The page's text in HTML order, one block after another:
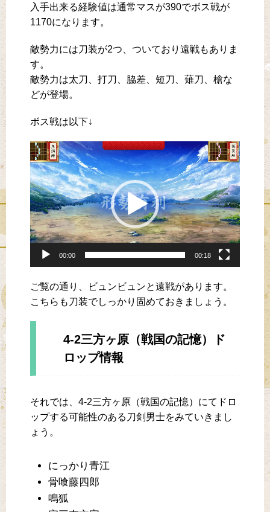
入手出来る経験値は通常マスが390でボス戦が
1170になります。
敵勢力には刀装が2つ、ついており遠戦もありま
す。
敵勢力は太刀、打刀、脇差、短刀、薙刀、槍な
どが登場。
ボス戦は以下↓
動
画
プ
レ
ー
ヤ
ー
00:00 00:18
ご覧の通り、ビュンビュンと遠戦があります。
こちらも刀装でしっかり固めておきましょう。
4-2三方ヶ原（戦国の記憶）ド
ロップ情報
それでは、4-2三方ヶ原（戦国の記憶）にてドロ
ップする可能性のある刀剣男士をみていきまし
ょう。
にっかり青江
骨喰藤四郎
鳴狐